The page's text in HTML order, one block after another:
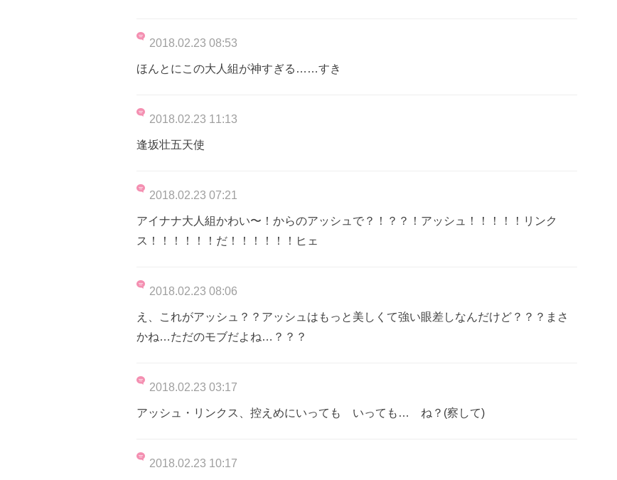
2018.02.23 08:53
ほんとにこの大人組が神すぎる……すき
2018.02.23 11:13
逢坂壮五天使
2018.02.23 07:21
アイナナ大人組かわい〜！からのアッシュで？！？？！アッシュ！！！！！リンク
ス！！！！！！だ！！！！！！ヒェ
2018.02.23 08:06
え、これがアッシュ？？アッシュはもっと美しくて強い眼差しなんだけど？？？まさ
かね…ただのモブだよね…？？？
2018.02.23 03:17
アッシュ・リンクス、控えめにいっても いっても… ね？(察して)
2018.02.23 10:17